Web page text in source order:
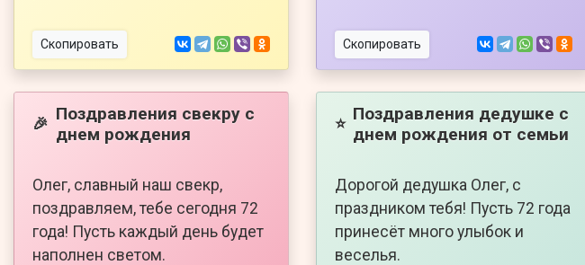
Скопировать Скопировать
🎉 Поздравления свекру с
днем рождения
Олег, славный наш свекр,
поздравляем, тебе сегодня 72
года! Пусть каждый день будет
наполнен светом.
⭐ Поздравления дедушке с
днем рождения от семьи
Дорогой дедушка Олег, с
праздником тебя! Пусть 72 года
принесёт много улыбок и
веселья.